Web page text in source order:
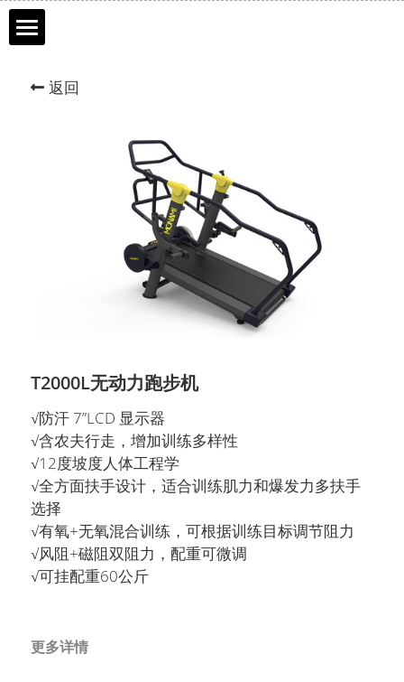
Français
搜索
返回
T2000L无动力跑步机
√防汗 7”LCD 显示器
√含农夫行走，增加训练多样性
√12度坡度人体工程学
√全方面扶手设计，适合训练肌力和爆发力多扶手
选择
√有氧+无氧混合训练，可根据训练目标调节阻力
√风阻+磁阻双阻力，配重可微调
√可挂配重60公斤
更多详情